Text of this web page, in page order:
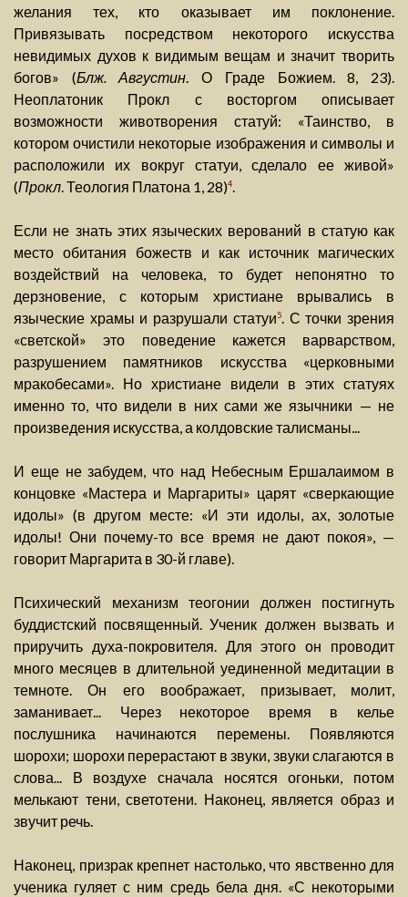
желания тех, кто оказывает им поклонение.
Привязывать посредством некоторого искусства
невидимых духов к видимым вещам и значит творить
богов» (Блж. Августин. О Граде Божием. 8, 23).
Неоплатоник Прокл с восторгом описывает
возможности животворения статуй: «Таинство, в
котором очистили некоторые изображения и символы и
расположили их вокруг статуи, сделало ее живой»
(Прокл. Теология Платона 1, 28)4.
Если не знать этих языческих верований в статую как
место обитания божеств и как источник магических
воздействий на человека, то будет непонятно то
дерзновение, с которым христиане врывались в
языческие храмы и разрушали статуи5. С точки зрения
«светской» это поведение кажется варварством,
разрушением памятников искусства «церковными
мракобесами». Но христиане видели в этих статуях
именно то, что видели в них сами же язычники — не
произведения искусства, а колдовские талисманы...
И еще не забудем, что над Небесным Ершалаимом в
концовке «Мастера и Маргариты» царят «сверкающие
идолы» (в другом месте: «И эти идолы, ах, золотые
идолы! Они почему-то все время не дают покоя», —
говорит Маргарита в 30-й главе).
Психический механизм теогонии должен постигнуть
буддистский посвященный. Ученик должен вызвать и
приручить духа-покровителя. Для этого он проводит
много месяцев в длительной уединенной медитации в
темноте. Он его воображает, призывает, молит,
заманивает... Через некоторое время в келье
послушника начинаются перемены. Появляются
шорохи; шорохи перерастают в звуки, звуки слагаются в
слова... В воздухе сначала носятся огоньки, потом
мелькают тени, светотени. Наконец, является образ и
звучит речь.
Наконец, призрак крепнет настолько, что явственно для
ученика гуляет с ним средь бела дня. «С некоторыми